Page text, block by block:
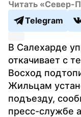
Читать «Север-
Telegram
В Салехарде
откачивает с
Восход
Жильцам
подъезду,
пресс-службе